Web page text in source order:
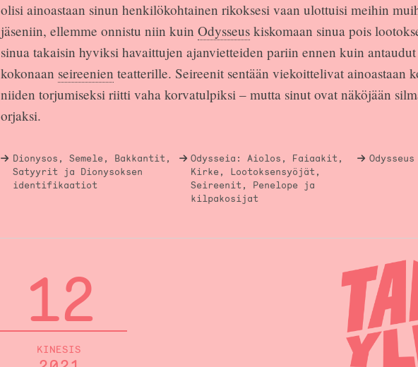
olisi ainoastaan sinun henkilökohtainen rikoksesi vaan ulottuisi meihin
jäseniin, ellemme onnistu niin kuin Odysseuskiskomaan sinua pois
sinua takaisin hyviksi havaittujen ajanvietteiden pariin ennen kuin
kokonaan seireenien teatterille. Seireenit sentään viekoittelivat ainoastaan
niiden torjumiseksi riitti vaha korvatulpiksi – mutta sinut ovat näköjään
orjaksi.
Dionysos, Semele, Bakkantit,
Satyyrit ja Dionysoksen
identifikaatiot
Odysseia: Aiolos, Faiaakit,
Kirke, Lootoksensyöjät,
Seireenit, Penelope ja
kilpakosijat
Odysseus
12
KINESIS